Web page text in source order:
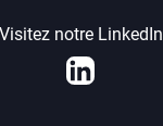
Visitez notre LinkedIn
LinkedIn